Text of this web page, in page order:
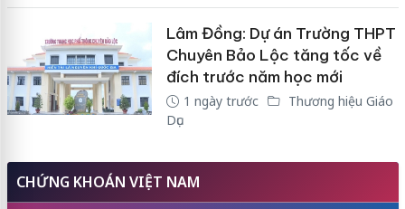
Lâm Đồng: Dự án Trường THPT
Chuyên Bảo Lộc tăng tốc về
đích trước năm học mới
1 ngày trước
Thương hiệu Giáo
Dục
CHỨNG KHOÁN VIỆT NAM